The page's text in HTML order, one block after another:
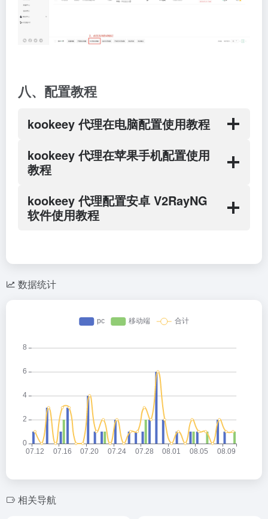
八、配置教程
kookeey 代理在电脑配置使用教程
kookeey 代理在苹果手机配置使用
教程
kookeey 代理配置安卓 V2RayNG
软件使用教程
数据统计
相关导航